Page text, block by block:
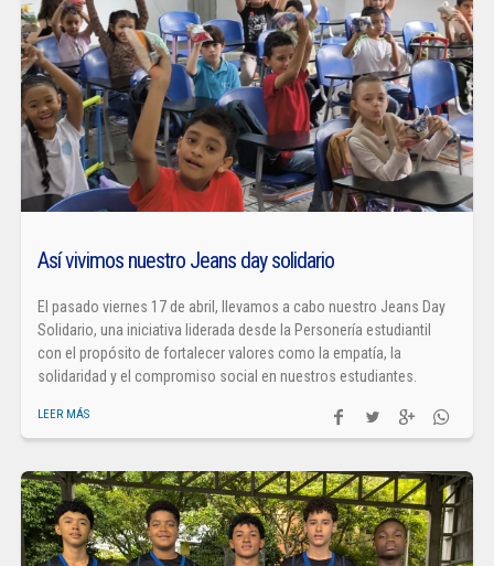
Así vivimos nuestro Jeans day solidario
El pasado viernes 17 de abril, llevamos a cabo nuestro Jeans Day
Solidario, una iniciativa liderada desde la Personería estudiantil
con el propósito de fortalecer valores como la empatía, la
solidaridad y el compromiso social en nuestros estudiantes.
LEER MÁS